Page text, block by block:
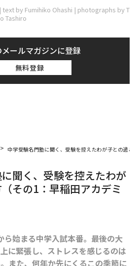
text by Fumihiko Ohashi | photographs by T
Tashiro
ールマガジンに登録
無料登録
中学受験名門塾に聞く、受験を控えたわが子との過ご
聞く、受験を控えたわが
その1：早稲田アカデミ
ら始まる中学入試本番。最後の大
に緊張し、ストレスを感じるのは
また、何年か先にくるこの季節に